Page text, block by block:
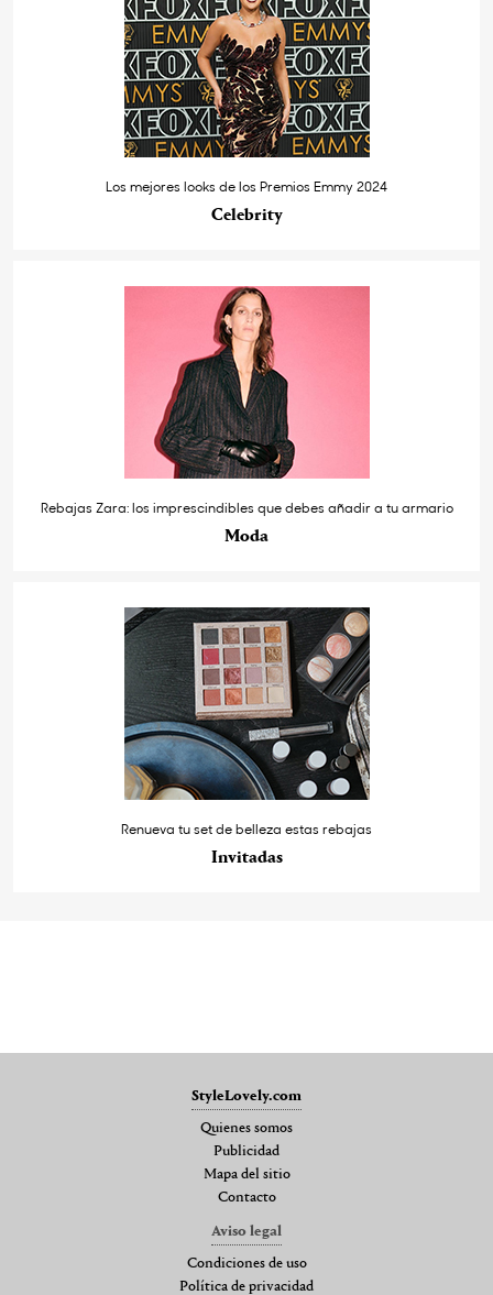
Los mejores looks de los Premios Emmy 2024
Celebrity
Rebajas Zara: los imprescindibles que debes añadir a tu armario
Moda
Renueva tu set de belleza estas rebajas
Invitadas
StyleLovely.com
Quienes somos
Publicidad
Mapa del sitio
Contacto
Aviso legal
Condiciones de uso
Política de privacidad